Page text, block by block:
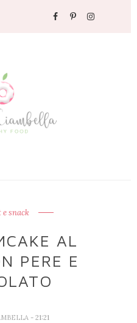
e snack
AL
PERE E
- 21:21